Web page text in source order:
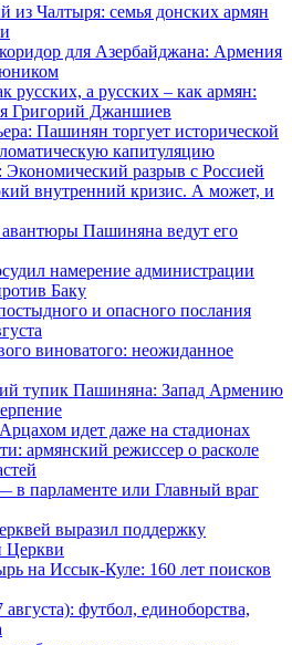
из Чалтыря: семья донских армян
для Азербайджана: Армения
русских, а русских – как армян:
Григорий Джаншиев
Пашинян торгует исторической
капитуляцию
разрыв с Россией
внутренний кризис. А может, и
Пашиняна ведут его
намерение администрации
Баку
и опасного послания
виноватого: неожиданное
тупик Пашиняна: Запад Армению
идет даже на стадионах
армянский режиссер о расколе
в парламенте или Главный враг
выразил поддержку
Церкви
на Иссык-Куле: 160 лет поисков
футбол, единоборства,